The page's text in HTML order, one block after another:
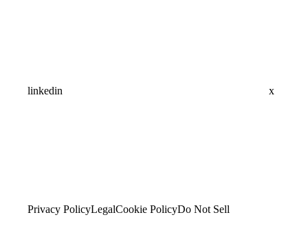
linkedin x
Privacy PolicyLegalCookie PolicyDo Not Sell